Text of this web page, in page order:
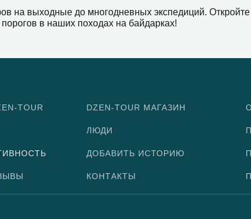
на выходные до многодневных экспедиций.
в наших походах на байдарках!
TOUR DZEN-TOUR МАГАЗИН
ЛЮДИ
ДОБАВИТЬ ИСТОРИЮ
КОНТАКТЫ